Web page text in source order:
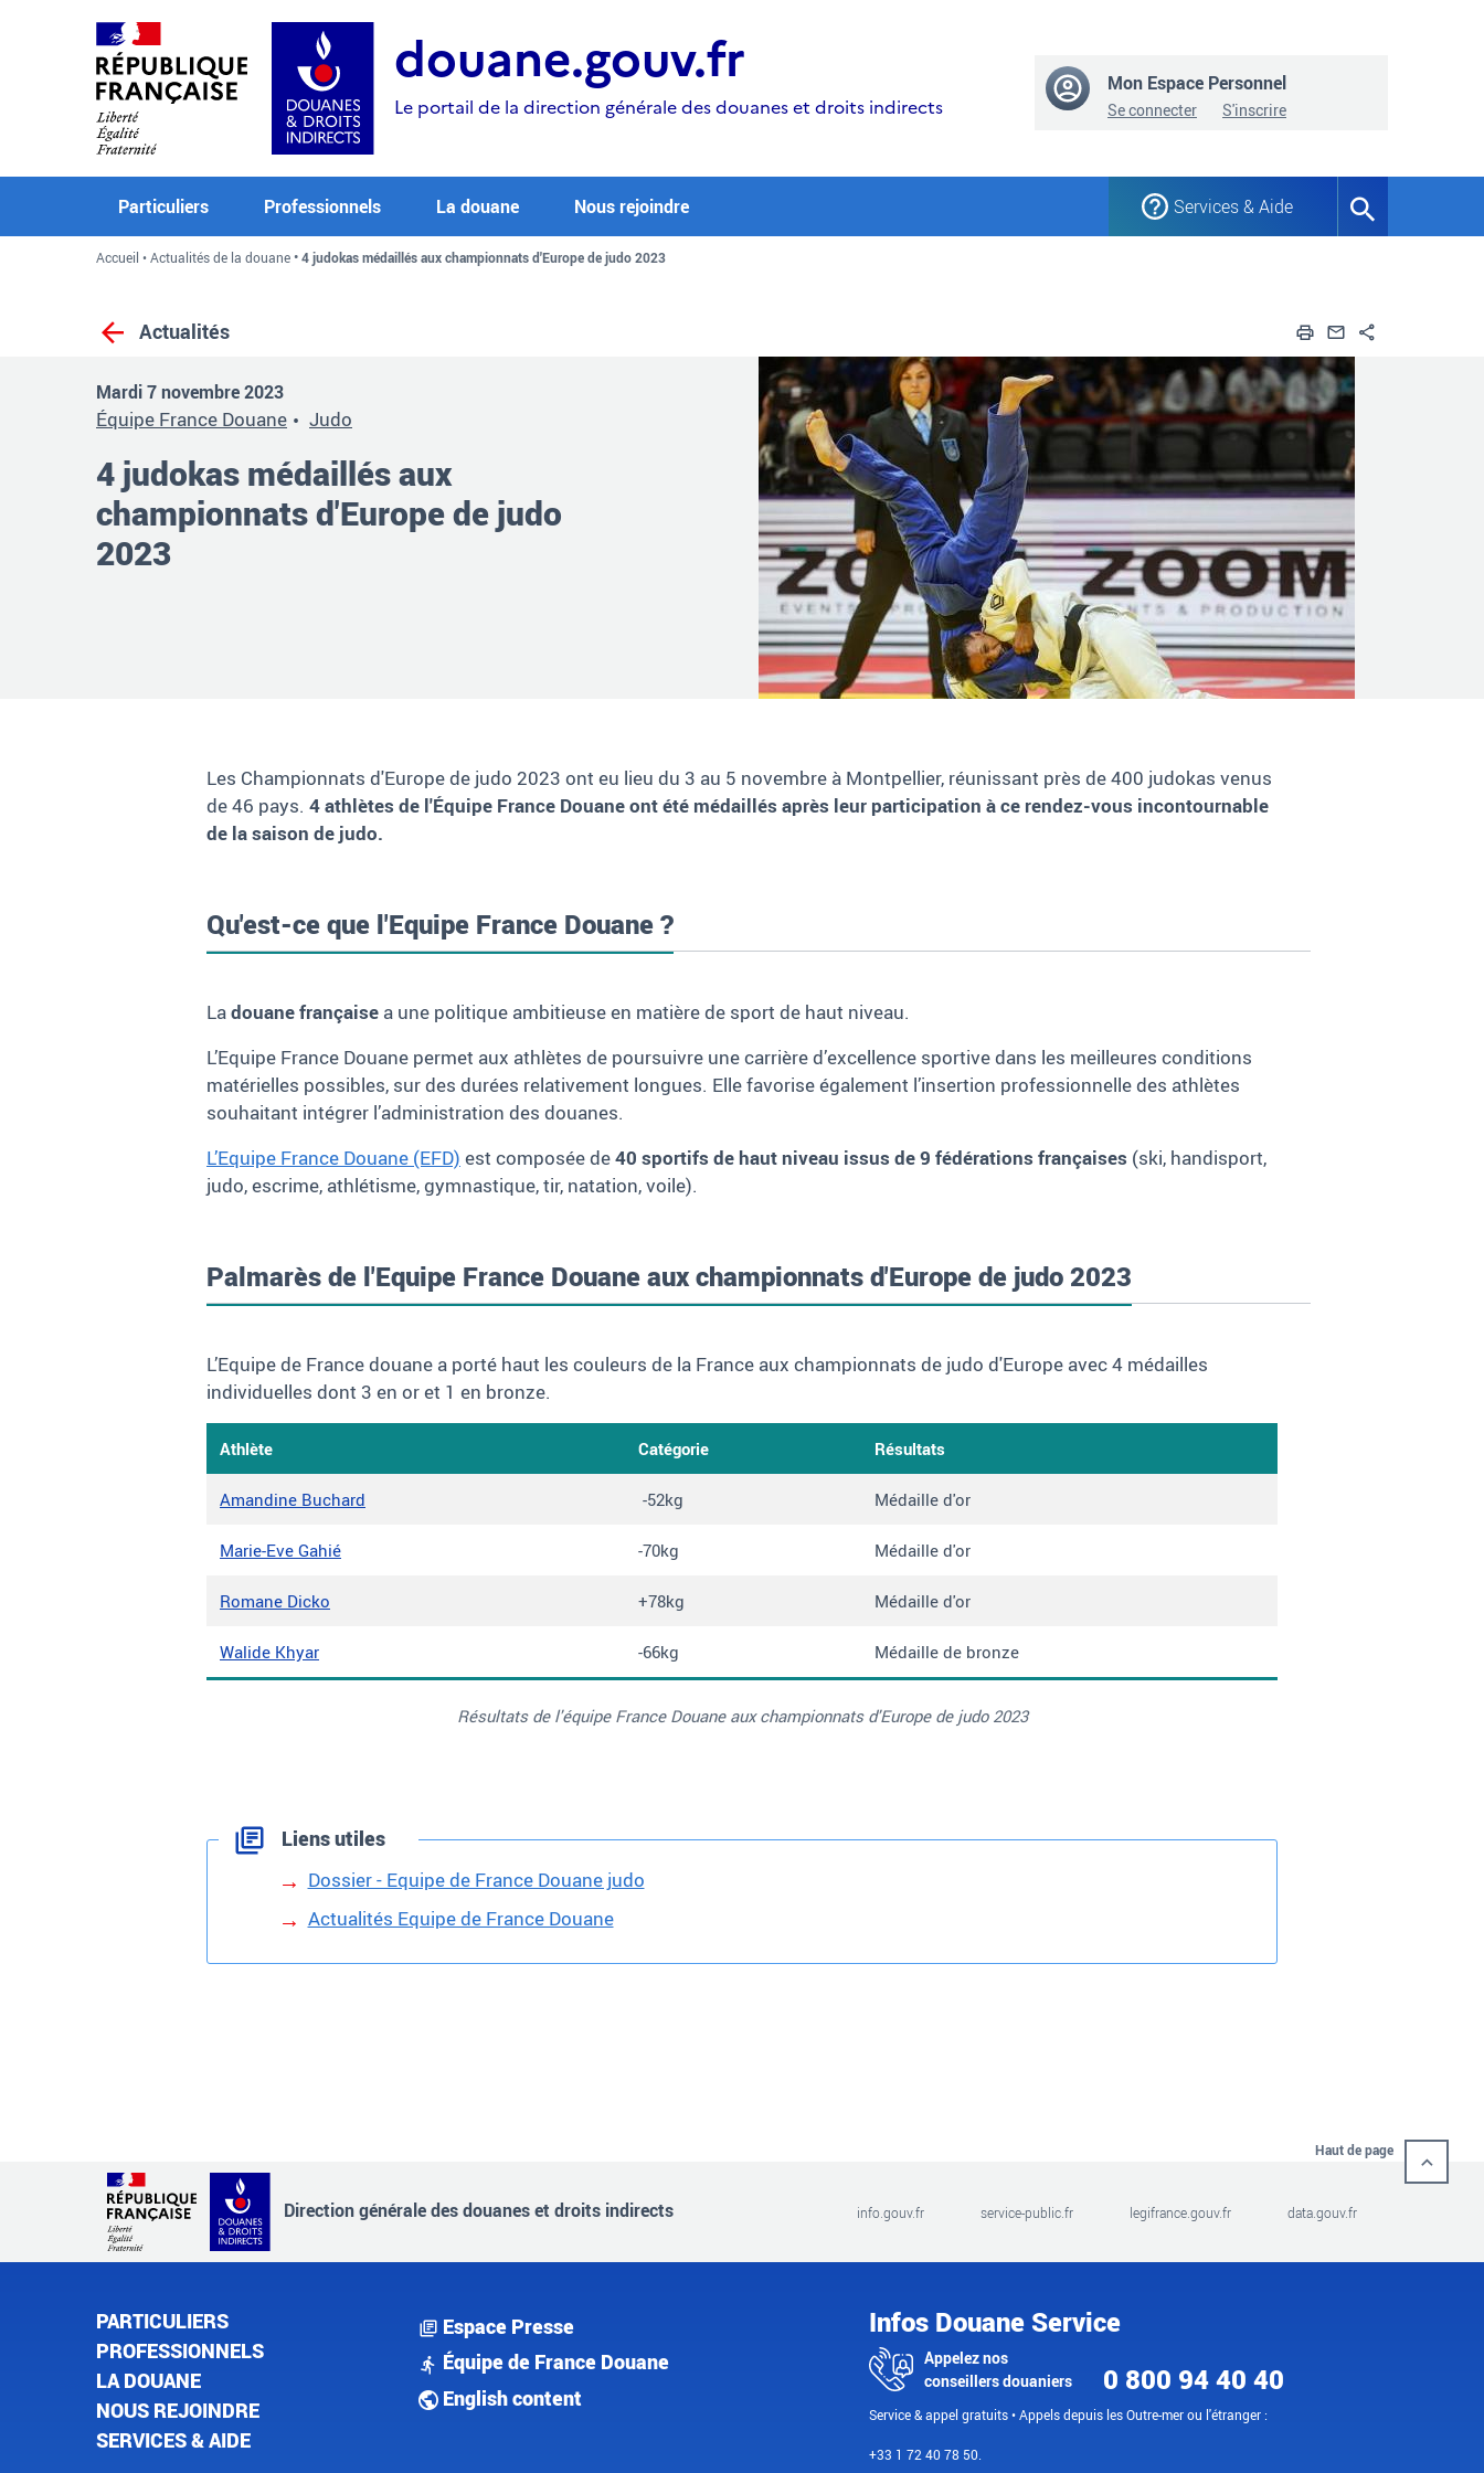
douane.gouv.fr
Le portail de la direction générale des douanes et droits indirects
Mon Espace Personnel
Se connecter S'inscrire
Particuliers Professionnels La douane Nous rejoindre Services & Aide
Formulaire
Accueil Actualités de la douane 4 judokas médaillés aux championnats d'Europe de judo 2023
Actualités ImprimerEnvoyer par
Mardi 7 novembre 2023
Équipe France Douane Judo
4 judokas médaillés aux
championnats d'Europe de judo
2023
Les Championnats d'Europe de judo 2023 ont eu lieu du 3 au 5 novembre à Montpellier, réunissant près de 400 judokas venus
de 46 pays. 4 athlètes de l'Équipe France Douane ont été médaillés après leur participation à ce rendez-vous incontournable
de la saison de judo.
Qu'est-ce que l'Equipe France Douane ?
Ladouane française a une politique ambitieuse en matière de sport de haut niveau.
L’Equipe France Douane permet aux athlètes de poursuivre une carrière d’excellence sportive dans les meilleures conditions
matérielles possibles, sur des durées relativement longues. Elle favorise également l’insertion professionnelle des athlètes
souhaitant intégrer l’administration des douanes.
L’Equipe France Douane (EFD) est composée de40 sportifs de haut niveau issus de 9 fédérations françaises (ski, handisport,
judo, escrime, athlétisme, gymnastique, tir, natation, voile).
Palmarès de l'Equipe France Douane aux championnats d'Europe de judo 2023
L’Equipe de France douane a porté haut les couleurs de la France aux championnats de judo d'Europe avec 4 médailles
individuelles dont 3 en or et 1 en bronze.
Résultats de l'équipe France Douane aux championnats d'Europe de judo 2023
Athlète Catégorie Résultats
Amandine Buchard -52kg Médaille d'or
Marie-Eve Gahié -70kg Médaille d'or
Romane Dicko +78kg Médaille d'or
Walide Khyar -66kg Médaille de bronze
Liens utiles
Dossier - Equipe de France Douane judo
Actualités Equipe de France Douane
Haut de page
Direction générale des douanes et droits indirects info.gouv.fr service-public.fr legifrance.gouv.fr data.gouv.fr
PARTICULIERS
PROFESSIONNELS
LA DOUANE
NOUS REJOINDRE
SERVICES & AIDE
Espace Presse
Équipe de France Douane
English content
Infos Douane Service
Appelez nos
conseillers douaniers
0 800 94 40 40
Service & appel gratuits • Appels depuis les Outre-mer ou l'étranger :
+33 1 72 40 78 50.